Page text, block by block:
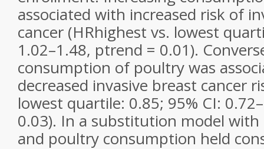
associated with increased risk of
cancer (HRhighest vs. lowest
1.02–1.48, ptrend = 0.01).
consumption of poultry was
decreased invasive breast cancer
lowest quartile: 0.85; 95% CI:
0.03). In a substitution model
and poultry consumption held